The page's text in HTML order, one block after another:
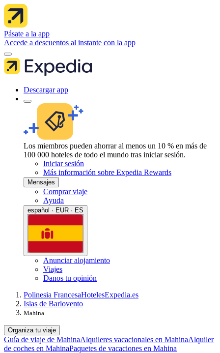
Pásate a la app
Accede a descuentos al instante con la app
Descargar app
Los miembros pueden ahorrar al menos un 10 % en más de
100 000 hoteles de todo el mundo tras iniciar sesión.
Iniciar sesión
Más información sobre Expedia Rewards
Mensajes
Comprar viaje
Ayuda
español · EUR · ES
Anunciar alojamiento
Viajes
Danos tu opinión
Polinesia FrancesaHotelesExpedia.es
Islas de Barlovento
Mahina
Organiza tu viaje
Guía de viaje de MahinaAlquileres vacacionales en MahinaAlquiler
de coches en MahinaPaquetes de vacaciones en Mahina